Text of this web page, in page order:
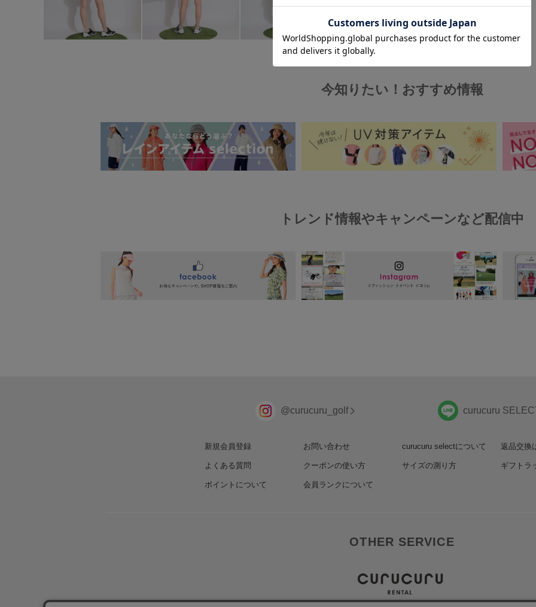
今知りたい！おすすめ情報
トレンド情報やキャンペーンなど配信中
@curucuru_golf curucuru
新規会員登録 お問い合わせ curucuru selectについて 返品交換
よくある質問 クーポンの使い方 サイズの測り方 ギフトラ
ポイントについて 会員ランクについて
OTHER SERVICE